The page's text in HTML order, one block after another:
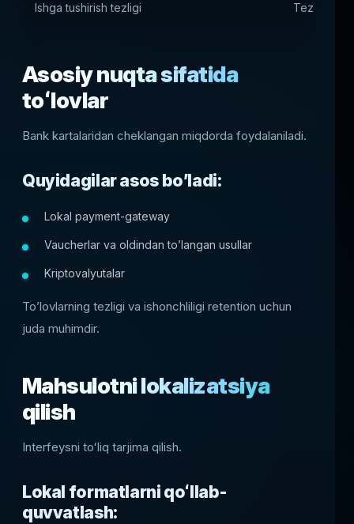
Ishga tushirish tezligi Tezkor
Asosiy nuqta sifatida
toʻlovlar
Bank kartalaridan cheklangan miqdorda foydalaniladi.
Quyidagilar asos bo’ladi:
Lokal payment-gateway
Vaucherlar va oldindan to’langan usullar
Kriptovalyutalar
To’lovlarning tezligi va ishonchliligi retention uchun
juda muhimdir.
Mahsulotni lokalizatsiya
qilish
Interfeysni toʻliq tarjima qilish.
Lokal formatlarni qoʻllab-
quvvatlash: